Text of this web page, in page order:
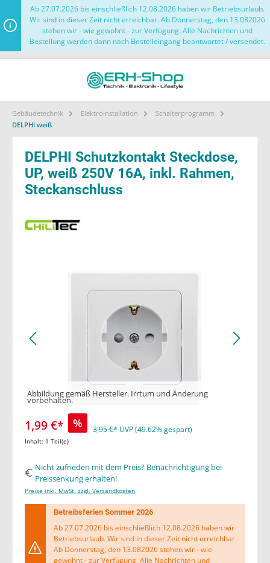
Ab 27.07.2026 bis einschließlich 12.08.2026 haben wir Betriebsurlaub.
Wir sind in dieser Zeit nicht erreichbar. Ab Donnerstag, den 13.082026
stehen wir - wie gewohnt - zur Verfügung. Alle Nachrichten und
Bestellung werden dann nach Bestelleingang beantwortet / versendet.
Gebäudetechnik Elektroinstallation
Schalterprogramm
DELPHI weiß
DELPHI Schutzkontakt Steckdose,
UP, weiß 250V 16A, inkl. Rahmen,
Steckanschluss
Abbildung gemäß Hersteller. Irrtum und Änderung
vorbehalten.
1,99 €* % 3,95 €* UVP (49.62% gespart)
Inhalt: 1 Teil(e)
Nicht zufrieden mit dem Preis? Benachrichtigung bei
Preissenkung erhalten!
Preise inkl. MwSt. zzgl. Versandkosten
Betreibsferien Sommer 2026
Ab 27.07.2026 bis einschließlich 12.08.2026 haben wir
Betriebsurlaub. Wir sind in dieser Zeit nicht erreichbar.
Ab Donnerstag, den 13.082026 stehen wir - wie
gewohnt - zur Verfügung. Alle Nachrichten und